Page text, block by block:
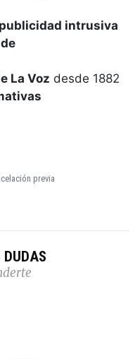
intrusiva
La Voz desde 1882
previa
DUDAS